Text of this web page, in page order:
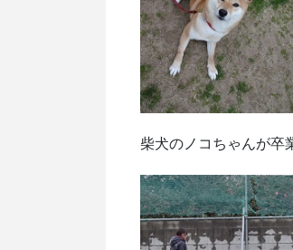
柴犬のノコちゃんが卒